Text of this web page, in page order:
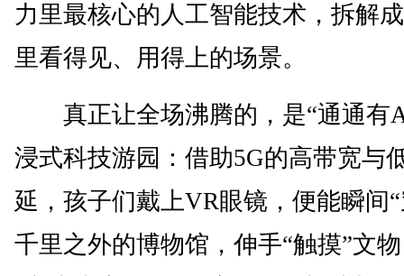
力里最核心的人工智能技术，拆解
里看得见、用得上的场景。
真正让全场沸腾的，是“通通有
浸式科技游园：借助5G的高带宽与
延，孩子们戴上VR眼镜，便能瞬间
千里之外的博物馆，伸手“触摸”文